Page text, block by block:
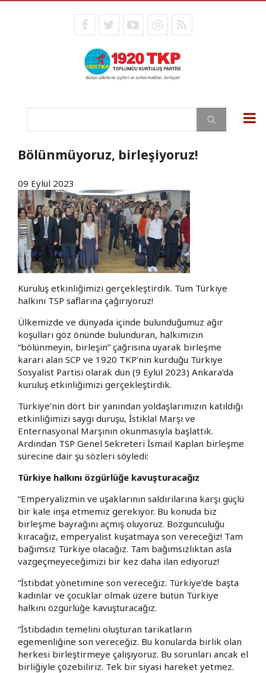
facebooktwitteryoutubeinstagram
RSS
Ara
Bölünmüyoruz, birleşiyoruz!
09 Eylül 2023
Kuruluş etkinliğimizi gerçekleştirdik. Tüm Türkiye
halkını TSP saflarına çağırıyoruz!
Ülkemizde ve dünyada içinde bulunduğumuz ağır
koşulları göz önünde bulunduran, halkımızın
“bölünmeyin, birleşin” çağrısına uyarak birleşme
kararı alan SCP ve 1920 TKP’nin kurduğu Türkiye
Sosyalist Partisi olarak dün (9 Eylül 2023) Ankara’da
kuruluş etkinliğimizi gerçekleştirdik.
Türkiye’nin dört bir yanından yoldaşlarımızın katıldığı
etkinliğimizi saygı duruşu, İstiklal Marşı ve
Enternasyonal Marşının okunmasıyla başlattık.
Ardından TSP Genel Sekreteri İsmail Kaplan birleşme
sürecine dair şu sözleri söyledi:
Türkiye halkını özgürlüğe kavuşturacağız
“Emperyalizmin ve uşaklarının saldırılarına karşı güçlü
bir kale inşa etmemiz gerekiyor. Bu konuda biz
birleşme bayrağını açmış oluyoruz. Bozgunculuğu
kıracağız, emperyalist kuşatmaya son vereceğiz! Tam
bağımsız Türkiye olacağız. Tam bağımsızlıktan asla
vazgeçmeyeceğimizi bir kez daha ilan ediyoruz!
“İstibdat yönetimine son vereceğiz. Türkiye’de başta
kadınlar ve çocuklar olmak üzere bütün Türkiye
halkını özgürlüğe kavuşturacağız.
“İstibdadın temelini oluşturan tarikatların
egemenliğine son vereceğiz. Bu konularda birlik olan
herkesi birleştirmeye çalışıyoruz. Bu sorunları ancak el
birliğiyle çözebiliriz. Tek bir siyasi hareket yetmez.